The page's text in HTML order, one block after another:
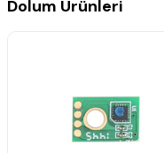
Dolum Ürünleri